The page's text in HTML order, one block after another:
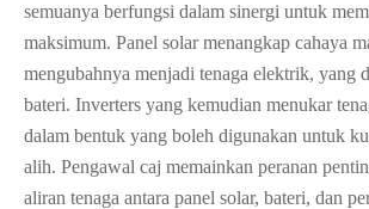
semuanya berfungsi dalam sinergi untuk
maksimum. Panel solar menangkap cahaya
mengubahnya menjadi tenaga elektrik, yang
bateri. Inverters yang kemudian menukar
dalam bentuk yang boleh digunakan untuk
alih. Pengawal caj memainkan peranan
aliran tenaga antara panel solar, bateri, dan